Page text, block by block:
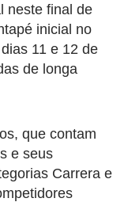
neste final de
inicial no
11 e 12 de
de longa
que contam
e seus
Carrera e